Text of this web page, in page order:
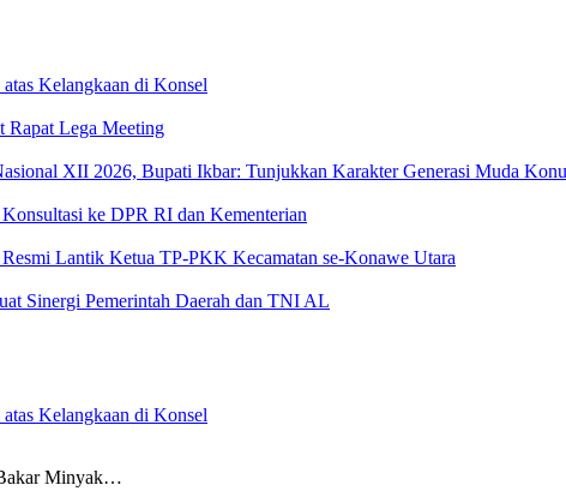
Kelangkaan di Konsel
Rapat Lega Meeting
XII 2026, Bupati Ikbar: Tunjukkan Karakter Generasi Muda
ke DPR RI dan Kementerian
Lantik Ketua TP-PKK Kecamatan se-Konawe Utara
Sinergi Pemerintah Daerah dan TNI AL
Kelangkaan di Konsel
Minyak…